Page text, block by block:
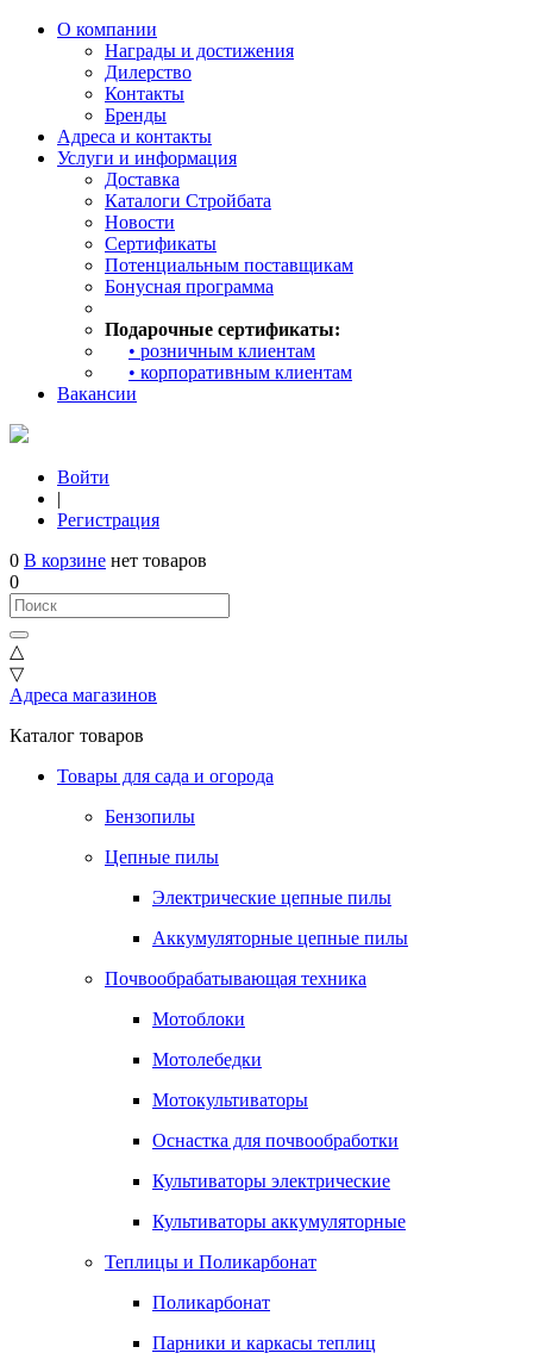
О компании
Награды и достижения
Дилерство
Контакты
Бренды
Адреса и контакты
Услуги и информация
Доставка
Каталоги Стройбата
Новости
Сертификаты
Потенциальным поставщикам
Бонусная программа
Подарочные сертификаты:
• розничным клиентам
• корпоративным клиентам
Вакансии
Войти
|
Регистрация
0 В корзине нет товаров
0
△
▽
Адреса магазинов
Каталог товаров
Товары для сада и огорода
Бензопилы
Цепные пилы
Электрические цепные пилы
Аккумуляторные цепные пилы
Почвообрабатывающая техника
Мотоблоки
Мотолебедки
Мотокультиваторы
Оснастка для почвообработки
Культиваторы электрические
Культиваторы аккумуляторные
Теплицы и Поликарбонат
Поликарбонат
Парники и каркасы теплиц